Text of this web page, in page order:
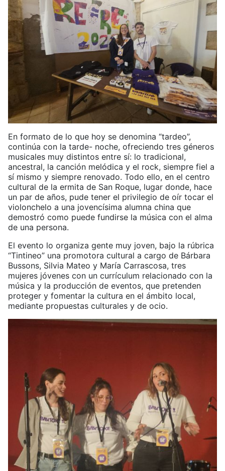
En formato de lo que hoy se denomina “tardeo”,
continúa con la tarde- noche, ofreciendo tres géneros
musicales muy distintos entre sí: lo tradicional,
ancestral, la canción melódica y el rock, siempre fiel a
sí mismo y siempre renovado. Todo ello, en el centro
cultural de la ermita de San Roque, lugar donde, hace
un par de años, pude tener el privilegio de oír tocar el
violonchelo a una jovencísima alumna china que
demostró como puede fundirse la música con el alma
de una persona.
El evento lo organiza gente muy joven, bajo la rúbrica
“Tintineo” una promotora cultural a cargo de Bárbara
Bussons, Silvia Mateo y María Carrascosa, tres
mujeres jóvenes con un currículum relacionado con la
música y la producción de eventos, que pretenden
proteger y fomentar la cultura en el ámbito local,
mediante propuestas culturales y de ocio.